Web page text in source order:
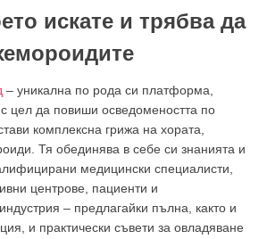
искате и трябва да
– уникална по рода си платформа,
цел да повиши осведомеността по
комплексна грижа на хората,
Тя обединява в себе си знанията и
медицински специалисти,
центрове, пациенти и
– предлагайки пълна, както и
и практически съвети за овладяване